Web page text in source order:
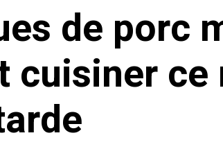
de porc
cuisiner ce